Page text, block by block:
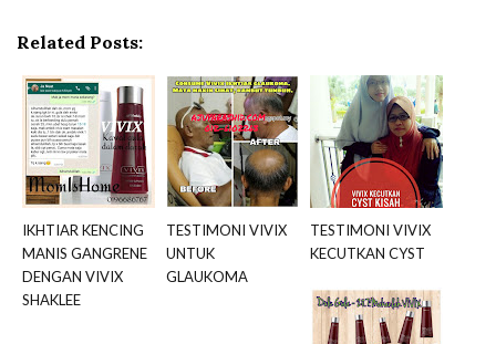
Related Posts:
IKHTIAR KENCING
MANIS GANGRENE
DENGAN VIVIX
SHAKLEE
TESTIMONI VIVIX
UNTUK
GLAUKOMA
TESTIMONI VIVIX
KECUTKAN CYST